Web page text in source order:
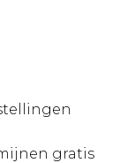
gratis